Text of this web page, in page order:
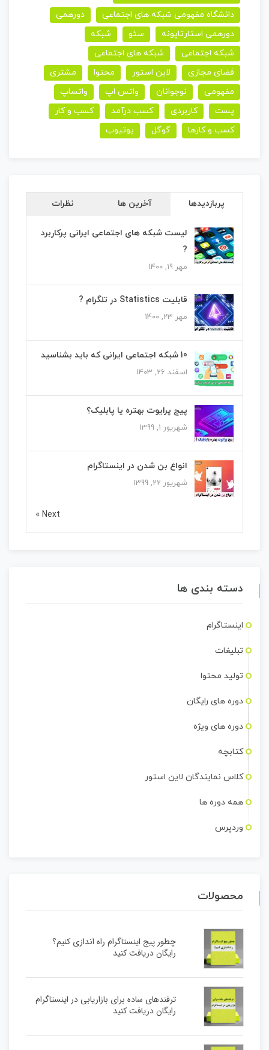
دانشگاه مفهومی شبکه های اجتماعی
دورهمی
دورهمی استارتاپونه
سئو
شبکه
شبکه اجتماعی
شبکه های اجتماعی
فضای مجازی
لاین استور محتوا
مشتری
مفهومی
نوجوانان واتس اپ
واتساپ
پست
کاربردی کسب درآمد
کسب و کار
کسب و کارها
گوگل یوتیوب
پربازدیدها آخرین ها نظرات
لیست شبکه های اجتماعی ایرانی پرکاربرد
?
مهر 19, 1400
قابلیت Statistics در تلگرام ?
مهر 23, 1400
10 شبکه اجتماعی ایرانی که باید بشناسید
اسفند 26, 1403
پیج پرایوت بهتره یا پابلیک؟
شهریور 1, 1399
انواع بن شدن در اینستاگرام
شهریور 22, 1399
Next »
دسته بندی ها
اینستاگرام
تبلیغات
تولید محتوا
دوره های رایگان
دوره های ویژه
کتابچه
کلاس نمایندگان لاین استور
همه دوره ها
وردپرس
محصولات
چطور پیج اینستاگرام راه اندازی کنیم؟
رایگان دریافت کنید
ترفندهای ساده برای بازاریابی در اینستاگرام
رایگان دریافت کنید